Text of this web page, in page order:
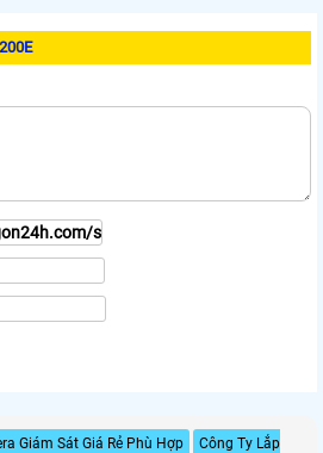
Giám Sát Giá Rẻ Phù Hợp
Công Ty Lắp